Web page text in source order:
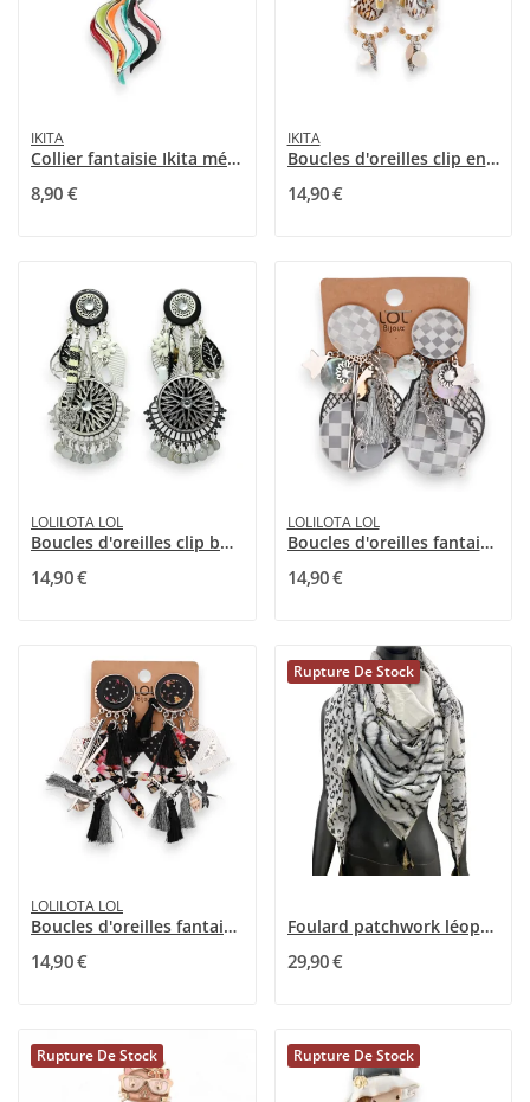
IKITA
Collier fantaisie Ikita médaillon design...
8,90 €
IKITA
Boucles d'oreilles clip en métal beige et...
14,90 €
LOLILOTA LOL
Boucles d'oreilles clip bohème noir et blanc
14,90 €
LOLILOTA LOL
Boucles d'oreilles fantaisie à clip damier...
14,90 €
LOLILOTA LOL
Boucles d'oreilles fantaisie à clip shabby...
14,90 €
Rupture De Stock
Foulard patchwork léopard et zèbre noir et blanc
29,90 €
Rupture De Stock Rupture De Stock